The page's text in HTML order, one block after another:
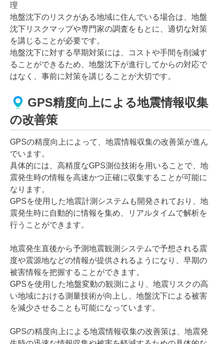
理
地盤沈下のリスクがある地域に住んでいる場合は、地盤
沈下リスクマップや専門家の調査をもとに、適切な対策
を講じることが必要です。
地盤沈下に対する早期対策には、コストや手間を削減す
ることができるため、地盤沈下が進行してからの対応で
はなく、事前に対策を講じることが大切です。
GPS精度向上による地震情報収集
の改善策
GPSの精度向上によって、地震情報収集の改善策が進ん
でいます。
具体的には、高精度なGPS測位技術を用いることで、地
震発生時の情報を高速かつ正確に収集することが可能に
なります。
GPSを使用した地震計測システムも開発されており、地
震発生時に自動的に情報を集め、リアルタイムで解析を
行うことができます。
地震発生直後から予測地震観測システムで予想される震
度や震源地などの情報が提供されるようになり、早期の
被害情報を把握することができます。
GPSを使用した地盤変動の観測により、地震リスクの高
い地域における測量技術が向上し、地盤沈下による被害
を減少させることも可能になっています。
GPSの精度向上による地震情報収集の改善策は、地震発